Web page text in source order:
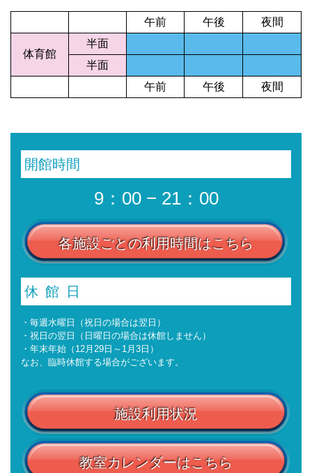
午前 午後 夜間
体育館
半面
半面
午前
午後 夜間
開館時間
9：00 − 21：00
各施設ごとの利用時間はこちら
休館日
・毎週水曜日（祝日の場合は翌日）
・祝日の翌日（日曜日の場合は休館しません）
・年末年始（12月29日～1月3日）
なお、臨時休館する場合がございます。
施設利用状況
教室カレンダーはこちら